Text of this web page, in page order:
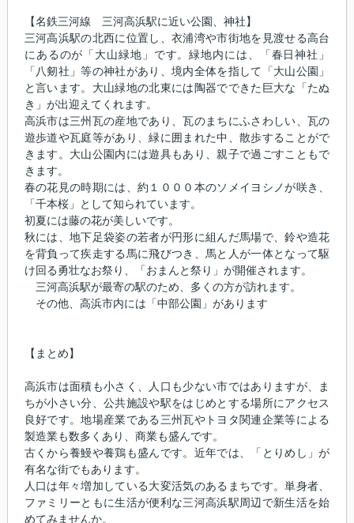
【名鉄三河線 三河高浜駅に近い公園、神社】
三河高浜駅の北西に位置し、衣浦湾や市街地を見渡せる高台
にあるのが「大山緑地」です。緑地内には、「春日神社」
「八剱社」等の神社があり、境内全体を指して「大山公園」
と言います。大山緑地の北東には陶器でできた巨大な「たぬ
き」が出迎えてくれます。
高浜市は三州瓦の産地であり、瓦のまちにふさわしい、瓦の
遊歩道や瓦庭等があり、緑に囲まれた中、散歩することがで
きます。大山公園内には遊具もあり、親子で過ごすこともで
きます。
春の花見の時期には、約１０００本のソメイヨシノが咲き、
「千本桜」として知られています。
初夏には藤の花が美しいです。
秋には、地下足袋姿の若者が円形に組んだ馬場で、鈴や造花
を背負って疾走する馬に飛びつき、馬と人が一体となって駆
け回る勇壮なお祭り、「おまんと祭り」が開催されます。
三河高浜駅が最寄の駅のため、多くの方が訪れます。
その他、高浜市内には「中部公園」があります
【まとめ】
高浜市は面積も小さく、人口も少ない市ではありますが、ま
ちが小さい分、公共施設や駅をはじめとする場所にアクセス
良好です。地場産業である三州瓦やトヨタ関連企業等による
製造業も数多くあり、商業も盛んです。
古くから養鰻や養鶏も盛んです。近年では、「とりめし」が
有名な街でもあります。
人口は年々増加している大変活気のあるまちです。単身者、
ファミリーともに生活が便利な三河高浜駅周辺で新生活を始
めてみませんか。